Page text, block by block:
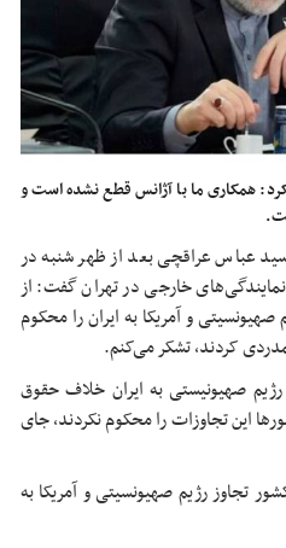
کرد: همکاری ما با آژانس قطع نشده است و
عباس عراقچی بعد از ظهر شنبه در
خارجی در تهران گفت: از
و آمریکا به ایران را محکوم
کردند، تشکر می‌کنم.
صهیونیستی به ایران خلاف حقوق
این تجاوزات را محکوم نکردند، جای
امور خارجه افزود: حدود ۱۲۰ کشور تجاوز رژیم صهیونسیتی و آمریکا به